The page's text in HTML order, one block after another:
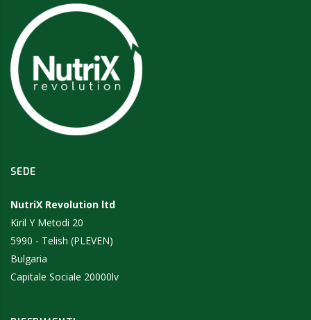
SEDE
NutriX Revolution ltd
Kiril Y Metodi 20
5990 - Telish (PLEVEN)
Bulgaria
Capitale Sociale 20000lv